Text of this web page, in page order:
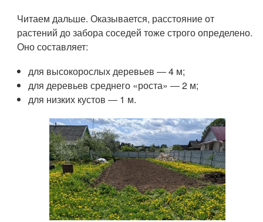
Читаем дальше. Оказывается, расстояние от
растений до забора соседей тоже строго определено.
Оно составляет:
для высокорослых деревьев ― 4 м;
для деревьев среднего «роста» ― 2 м;
для низких кустов ― 1 м.